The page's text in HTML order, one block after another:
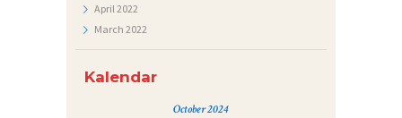
April 2022
March 2022
Kalendar
October 2024